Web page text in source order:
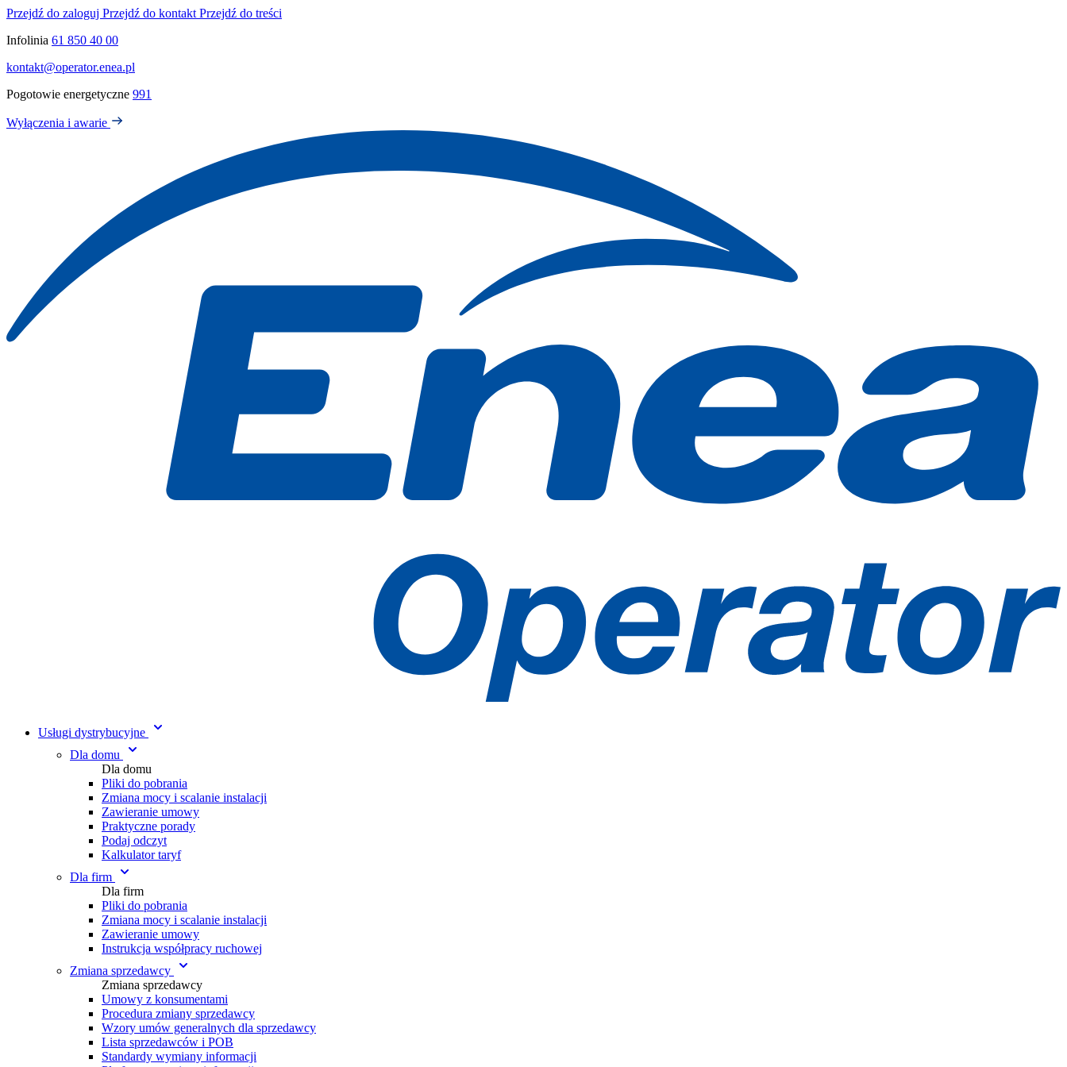
Przejdź do zaloguj Przejdź do kontakt Przejdź do treści
Infolinia 61 850 40 00
kontakt@operator.enea.pl
Pogotowie energetyczne 991
Wyłączenia i awarie
Usługi dystrybucyjne
Dla domu
Dla domu
Pliki do pobrania
Zmiana mocy i scalanie instalacji
Zawieranie umowy
Praktyczne porady
Podaj odczyt
Kalkulator taryf
Dla firm
Dla firm
Pliki do pobrania
Zmiana mocy i scalanie instalacji
Zawieranie umowy
Instrukcja współpracy ruchowej
Zmiana sprzedawcy
Zmiana sprzedawcy
Umowy z konsumentami
Procedura zmiany sprzedawcy
Wzory umów generalnych dla sprzedawcy
Lista sprzedawców i POB
Standardy wymiany informacji